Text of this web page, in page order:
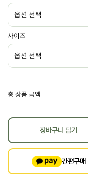
사이즈
총 상품 금액
장바구니 담기
간편구매